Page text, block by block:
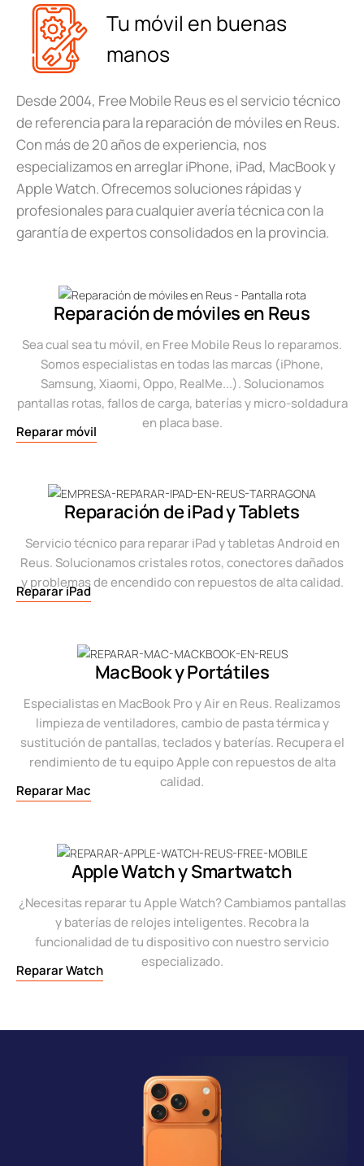
Tu móvil en buenas
manos
Desde 2004, Free Mobile Reus es el servicio técnico
de referencia para la reparación de móviles en Reus.
Con más de 20 años de experiencia, nos
especializamos en arreglar iPhone, iPad, MacBook y
Apple Watch. Ofrecemos soluciones rápidas y
profesionales para cualquier avería técnica con la
garantía de expertos consolidados en la provincia.
Reparación de móviles en Reus
Sea cual sea tu móvil, en Free Mobile Reus lo reparamos.
Somos especialistas en todas las marcas (iPhone,
Samsung, Xiaomi, Oppo, RealMe...). Solucionamos
pantallas rotas, fallos de carga, baterías y micro-soldadura
en placa base.
Reparar móvil
Reparación de iPad y Tablets
Servicio técnico para reparar iPad y tabletas Android en
Reus. Solucionamos cristales rotos, conectores dañados
y problemas de encendido con repuestos de alta calidad.
Reparar iPad
MacBook y Portátiles
Especialistas en MacBook Pro y Air en Reus. Realizamos
limpieza de ventiladores, cambio de pasta térmica y
sustitución de pantallas, teclados y baterías. Recupera el
rendimiento de tu equipo Apple con repuestos de alta
calidad.
Reparar Mac
Apple Watch y Smartwatch
¿Necesitas reparar tu Apple Watch? Cambiamos pantallas
y baterías de relojes inteligentes. Recobra la
funcionalidad de tu dispositivo con nuestro servicio
especializado.
Reparar Watch